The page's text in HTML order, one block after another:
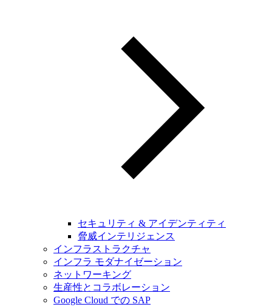
セキュリティ & アイデンティティ
脅威インテリジェンス
インフラストラクチャ
インフラ モダナイゼーション
ネットワーキング
生産性とコラボレーション
Google Cloud での SAP